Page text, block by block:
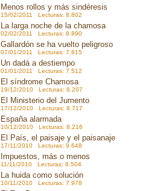
Menos rollos y más sindéresis
15/02/2011 Lecturas: 8.802
La larga noche de la chamosa
02/02/2011 Lecturas: 8.890
Gallardón se ha vuelto peligroso
07/01/2011 Lecturas: 7.815
Un dadá a destiempo
01/01/2011 Lecturas: 7.512
El síndrome Chamosa
19/12/2010 Lecturas: 8.207
El Ministerio del Jumento
17/12/2010 Lecturas: 8.717
España alarmada
10/12/2010 Lecturas: 8.216
El País, el paisaje y el paisanaje
17/11/2010 Lecturas: 9.648
Impuestos, más o menos
11/11/2010 Lecturas: 8.504
La huida como solución
10/11/2010 Lecturas: 7.978